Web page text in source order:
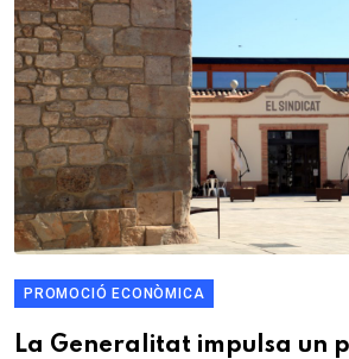
PROMOCIÓ ECONÒMICA
La Generalitat impulsa un